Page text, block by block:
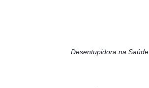
Desentupidora na Saúde